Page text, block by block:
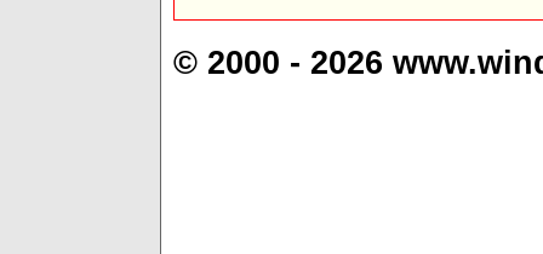
© 2000 - 2026